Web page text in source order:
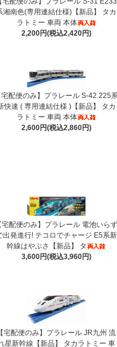
湘南色(専用連結仕様)【新品】 タカ
ラトミー 車両 本体
2,200円(税込2,420円)
宅配便のみ】プラレール S-42 225
快速 ( 専用連結仕様 )【新品】 タカ
ラトミー 車両 本体
2,600円(税込2,860円)
宅配便のみ】プラレール 電池いらず
出発進行! テコロでチャージ E5系新
幹線はやぶさ【新品】 タ
3,600円(税込3,960円)
【宅配便のみ】プラレール JR九州 流
星新幹線【新品】 タカラトミー 車